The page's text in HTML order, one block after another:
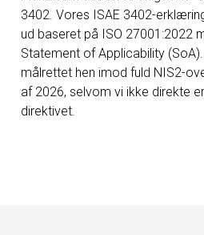
3402. Vores ISAE 3402-
ud baseret på ISO 27001:2022
Statement of Applicability
målrettet hen imod fuld NIS2-
af 2026, selvom vi ikke direkte
direktivet.